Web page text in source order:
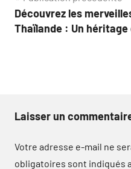
de
Découvrez les
Thaïlande : Un
Laisser un
Votre adresse e-mail ne
obligatoires sont indiqués